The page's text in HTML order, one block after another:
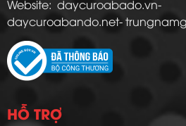
Website: daycuroabado.vn-
daycuroabando.net-
HỖ TRỢ